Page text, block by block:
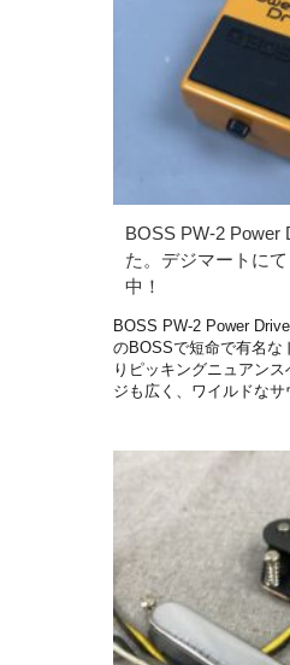
BOSS PW-2 Power
た。デジマートに
中！
BOSS PW-2 Power
のBOSSで短命で有名な
りピッキングニュアン
ジも広く、ワイルドな